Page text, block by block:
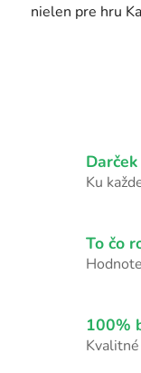
nielen pre hru
Ku
To čo
100%